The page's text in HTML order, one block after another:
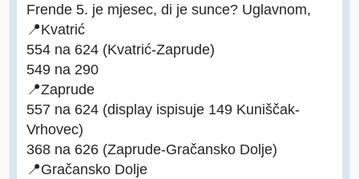
Frende 5. je mjesec, di je sunce? Uglavnom,
📍Kvatrić
554 na 624 (Kvatrić-Zaprude)
549 na 290
📍Zaprude
557 na 624 (display ispisuje 149 Kuniščak-
Vrhovec)
368 na 626 (Zaprude-Gračansko Dolje)
📍Gračansko Dolje